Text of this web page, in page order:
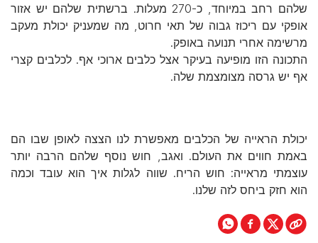
שלהם רחב במיוחד, כ-270 מעלות. ברשתית שלהם יש אזור
אופקי עם ריכוז גבוה של תאי חרוט, מה שמעניק יכולת מעקב
מרשימה אחרי תנועה באופק.
התכונה הזו מופיעה בעיקר אצל כלבים ארוכי אף. לכלבים קצרי
אף יש גרסה מצומצמת שלה.
יכולת הראייה של הכלבים מאפשרת לנו הצצה לאופן שבו הם
באמת חווים את העולם. ואגב, חוש נוסף שלהם הרבה יותר
עוצמתי מראייה: חוש הריח. שווה לגלות איך הוא עובד וכמה
הוא חזק ביחס לזה שלנו.